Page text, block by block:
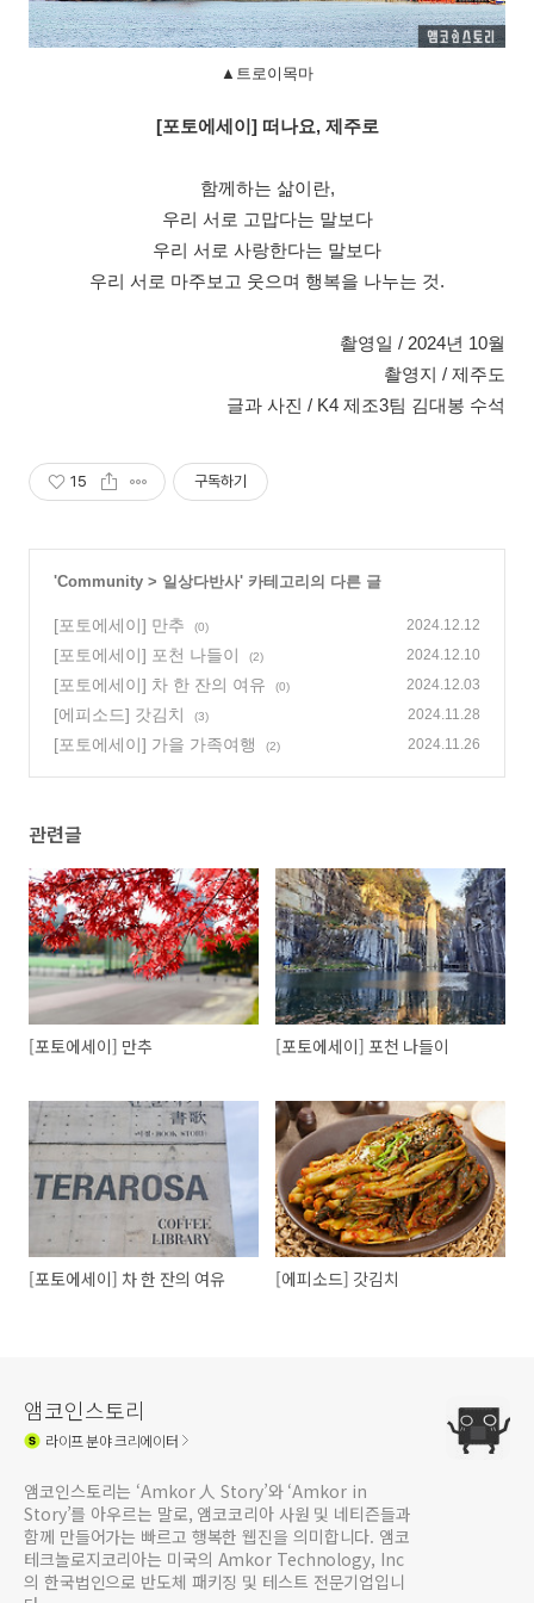
▲트로이목마
[포토에세이] 떠나요, 제주로
함께하는 삶이란,
우리 서로 고맙다는 말보다
우리 서로 사랑한다는 말보다
우리 서로 마주보고 웃으며 행복을 나누는 것.
촬영일 / 2024년 10월
촬영지 / 제주도
글과 사진 / K4 제조3팀 김대봉 수석
15 구독하기
'Community > 일상다반사' 카테고리의 다른 글
[포토에세이] 만추 (0) 2024.12.12
[포토에세이] 포천 나들이 (2) 2024.12.10
[포토에세이] 차 한 잔의 여유 (0) 2024.12.03
[에피소드] 갓김치 (3) 2024.11.28
[포토에세이] 가을 가족여행 (2) 2024.11.26
관련글
[포토에세이] 만추 [포토에세이] 포천 나들이
[포토에세이] 차 한 잔의 여유 [에피소드] 갓김치
앰코인스토리
라이프분야 크리에이터
앰코인스토리는 ‘Amkor 人 Story’와 ‘Amkor in
Story’를 아우르는 말로, 앰코코리아 사원 및 네티즌들과
함께 만들어가는 빠르고 행복한 웹진을 의미합니다. 앰코
테크놀로지코리아는 미국의 Amkor Technology, Inc
의 한국법인으로 반도체 패키징 및 테스트 전문기업입니